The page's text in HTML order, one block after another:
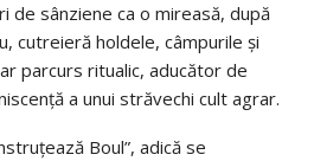
de sânziene ca o mireasă, după
cutreieră holdele, câmpurile și
parcurs ritualic, aducător de
a unui străvechi cult agrar.
Boul”, adică se